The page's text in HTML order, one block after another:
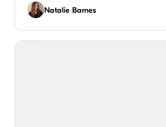
Natalie Barnes